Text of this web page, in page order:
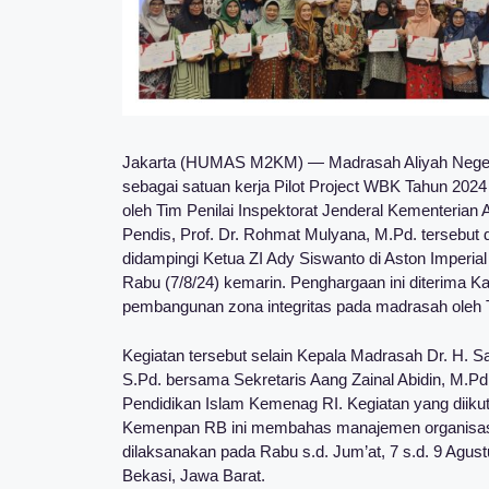
Jakarta (HUMAS M2KM) — Madrasah Aliyah
sebagai satuan kerja Pilot Project WBK Tahun
oleh Tim Penilai Inspektorat Jenderal
Pendis, Prof. Dr. Rohmat Mulyana, M.Pd.
didampingi Ketua ZI Ady Siswanto di Aston
Rabu (7/8/24) kemarin. Penghargaan ini diterima
pembangunan zona integritas pada madrasah
Kegiatan tersebut selain Kepala Madrasah Dr. H.
S.Pd. bersama Sekretaris Aang Zainal Abidin,
Pendidikan Islam Kemenag RI. Kegiatan yang
Kemenpan RB ini membahas manajemen
dilaksanakan pada Rabu s.d. Jum’at, 7 s.d. 9
Bekasi, Jawa Barat.